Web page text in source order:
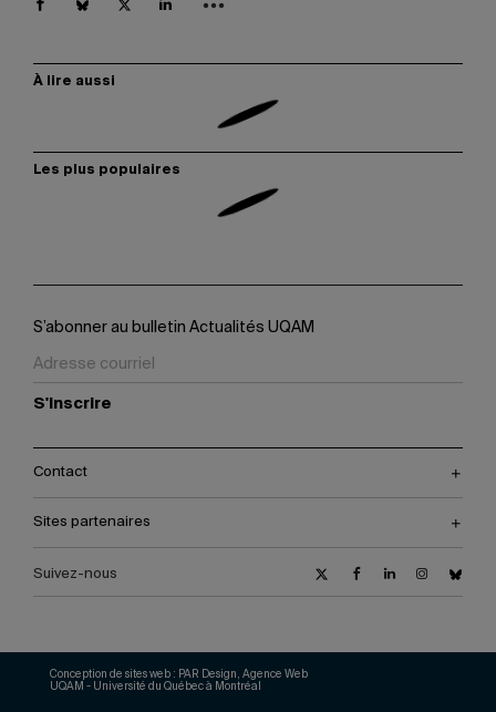
À lire aussi
Les plus populaires
S’abonner au bulletin Actualités UQAM
S'inscrire
Contact
Sites partenaires
Suivez-nous
UQAM - Université du Québec à Montréal
Conception de sites web : PAR Design, Agence Web